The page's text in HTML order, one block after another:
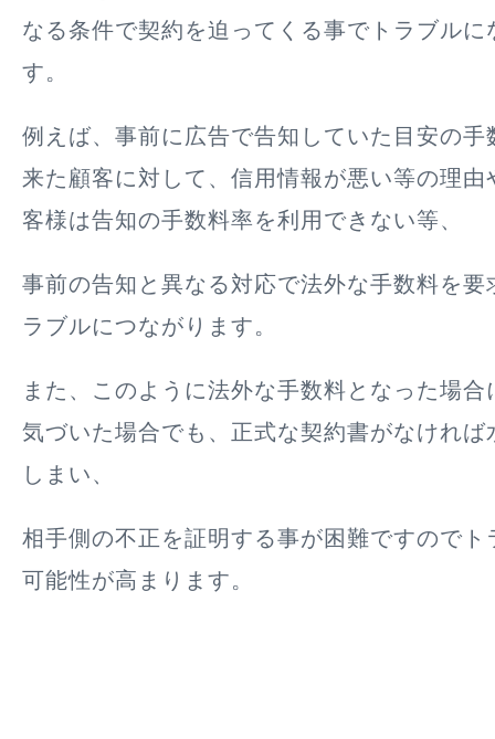
なる条件で契約を迫ってくる事でトラブルに
す。
例えば、事前に広告で告知していた目安の手
来た顧客に対して、信用情報が悪い等の理由
客様は告知の手数料率を利用できない等、
事前の告知と異なる対応で法外な手数料を要
ラブルにつながります。
また、このように法外な手数料となった場
気づいた場合でも、正式な契約書がなければ
しまい、
相手側の不正を証明する事が困難ですのでト
可能性が高まります。